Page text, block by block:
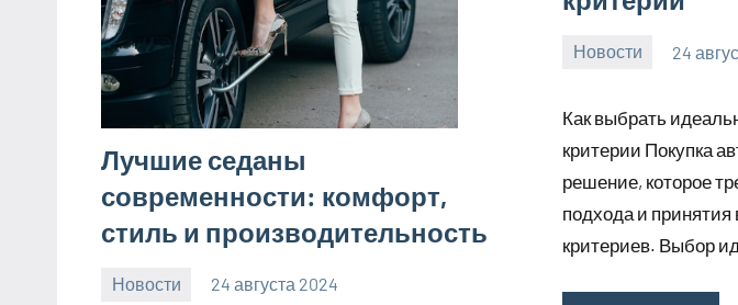
Лучшие седаны
современности: комфорт,
стиль и производительность
Новости 24 августа 2024
Новости 24
Как выбрать
критерии Покупка
решение, которое
подхода и
критериев. Выбор